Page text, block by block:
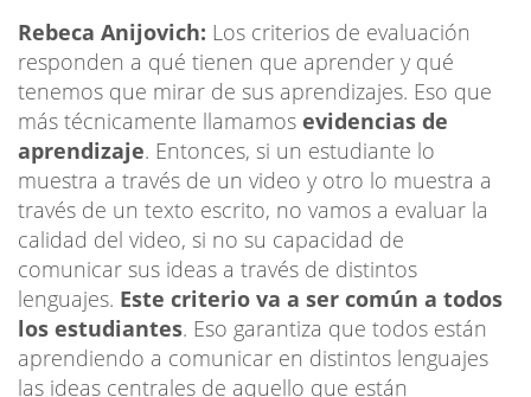
Rebeca Anijovich: Los criterios de evaluación
responden a qué tienen que aprender y qué
tenemos que mirar de sus aprendizajes. Eso que
más técnicamente llamamos evidencias de
aprendizaje. Entonces, si un estudiante lo
muestra a través de un video y otro lo muestra a
través de un texto escrito, no vamos a evaluar la
calidad del video, si no su capacidad de
comunicar sus ideas a través de distintos
lenguajes. Este criterio va a ser común a todos
los estudiantes. Eso garantiza que todos están
aprendiendo a comunicar en distintos lenguajes
las ideas centrales de aquello que están